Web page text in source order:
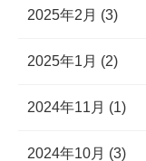
2025年2月 (3)
2025年1月 (2)
2024年11月 (1)
2024年10月 (3)